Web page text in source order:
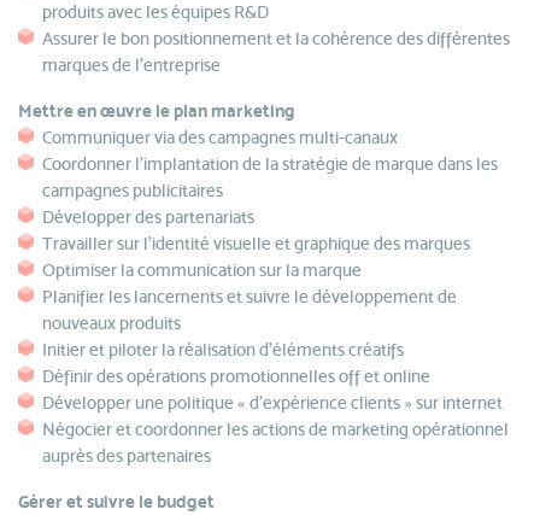
produits avec les équipes R&D
Assurer le bon positionnement et la cohérence des différentes
marques de l’entreprise
Mettre en œuvre le plan marketing
Communiquer via des campagnes multi-canaux
Coordonner l’implantation de la stratégie de marque dans les
campagnes publicitaires
Développer des partenariats
Travailler sur l’identité visuelle et graphique des marques
Optimiser la communication sur la marque
Planifier les lancements et suivre le développement de
nouveaux produits
Initier et piloter la réalisation d’éléments créatifs
Définir des opérations promotionnelles off et online
Développer une politique « d’expérience clients » sur internet
Négocier et coordonner les actions de marketing opérationnel
auprès des partenaires
Gérer et suivre le budget